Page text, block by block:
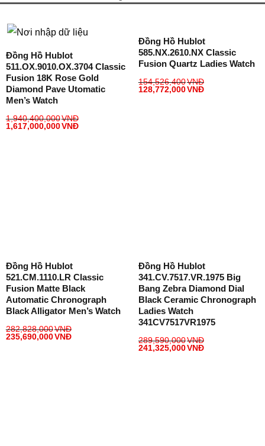
Đồng Hồ Hublot
511.OX.9010.OX.3704 Classic
Fusion 18K Rose Gold
Diamond Pave Utomatic
Men’s Watch
1,940,400,000VNĐ
1,617,000,000VNĐ
Đồng Hồ Hublot
585.NX.2610.NX Classic
Fusion Quartz Ladies Watch
154,526,400VNĐ
128,772,000VNĐ
Đồng Hồ Hublot
521.CM.1110.LR Classic
Fusion Matte Black
Automatic Chronograph
Black Alligator Men’s Watch
282,828,000VNĐ
235,690,000VNĐ
Đồng Hồ Hublot
341.CV.7517.VR.1975 Big
Bang Zebra Diamond Dial
Black Ceramic Chronograph
Ladies Watch
341CV7517VR1975
289,590,000VNĐ
241,325,000VNĐ